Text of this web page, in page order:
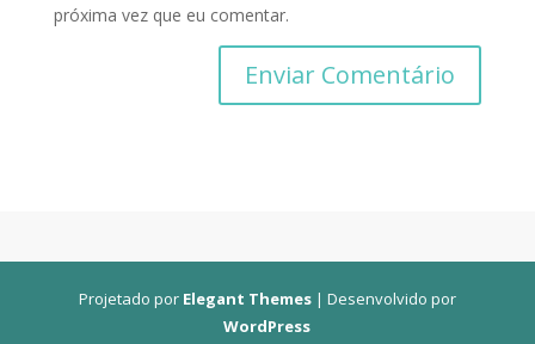
próxima vez que eu comentar.
Projetado por Elegant Themes| Desenvolvido por
WordPress